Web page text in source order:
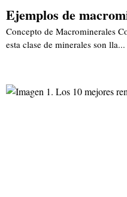
Ejemplos de
Concepto de Macrominerales
esta clase de minerales son lla...